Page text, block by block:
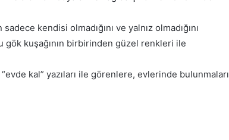
kendisi olmadığını ve yalnız olmadığını
kuşağının birbirinden güzel renkleri ile
“evde kal” yazıları ile görenlere, evlerinde bulunmaları